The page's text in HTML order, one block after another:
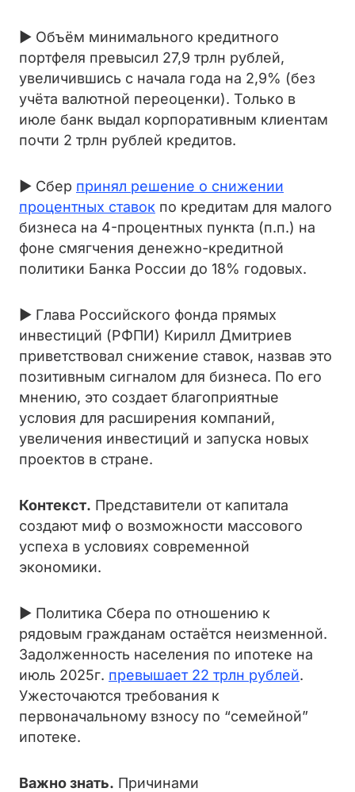
► Объём минимального кредитного
портфеля превысил 27,9 трлн рублей,
увеличившись с начала года на 2,9% (без
учёта валютной переоценки). Только в
июле банк выдал корпоративным клиентам
почти 2 трлн рублей кредитов.
► Сбер принял решение о снижении
процентных ставок по кредитам для малого
бизнеса на 4-процентных пункта (п.п.) на
фоне смягчения денежно-кредитной
политики Банка России до 18% годовых.
► Глава Российского фонда прямых
инвестиций (РФПИ) Кирилл Дмитриев
приветствовал снижение ставок, назвав это
позитивным сигналом для бизнеса. По его
мнению, это создает благоприятные
условия для расширения компаний,
увеличения инвестиций и запуска новых
проектов в стране.
Контекст. Представители от капитала
создают миф о возможности массового
успеха в условиях современной
экономики.
► Политика Сбера по отношению к
рядовым гражданам остаётся неизменной.
Задолженность населения по ипотеке на
июль 2025г. превышает 22 трлн рублей.
Ужесточаются требования к
первоначальному взносу по “семейной”
ипотеке.
Важно знать. Причинами